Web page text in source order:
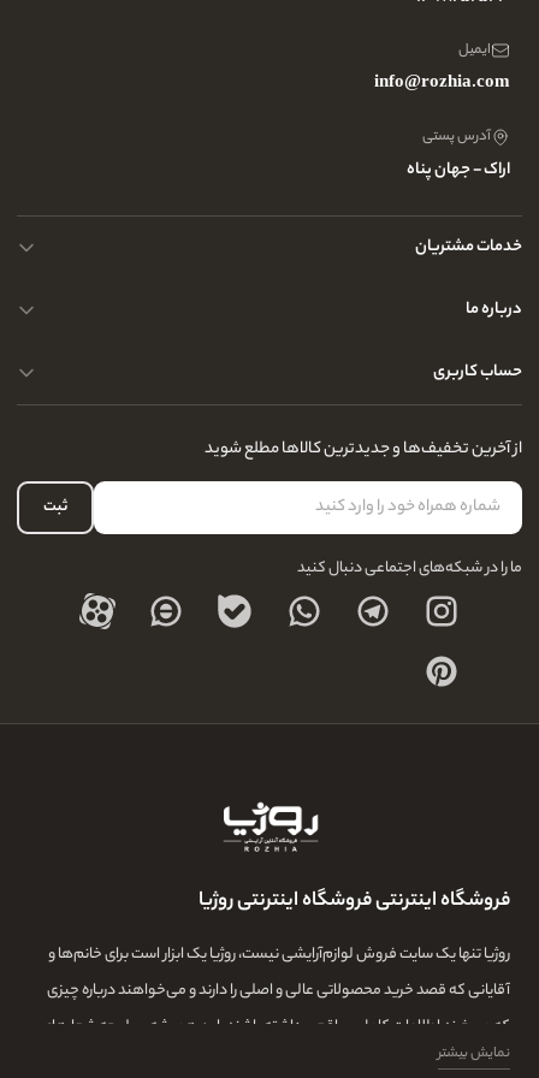
ایمیل
info@rozhia.com
آدرس پستی
اراک - جهان پناه
خدمات مشتریان
حریم خصوصی کاربران
تماس با ما
درباره ما
سوالات متداول
آدرس فروشگاه
نحوه ارسال کالا
نحوه بازگشت کالا
درباره ما
حساب کاربری
لیست علاقه‌مندی
حساب کاربری
از آخرین تخفیف‌ها و جدیدترین کالاها مطلع شوید
ثبت
ما را در شبکه‌های اجتماعی دنبال کنید
فروشگاه اینترنتی فروشگاه اینترنتی روژیا
روژیا تنها یک سایت فروش لوازم‌آرایشی نیست، روژیا یک ابزار است برای خانم‌ها و
آقایانی که قصد خرید محصولاتی عالی و اصلی را دارند و می‌خواهند درباره چیزی
که می‌خرند اطلاعات کامل و واقعی داشته باشند. این همیشه سرلوحه شعارهای
روژیا بوده و ما در این مجموعه تمامی تلاشمان این است که مشتری‌هایمان بتوانند
نمایش بیشتر